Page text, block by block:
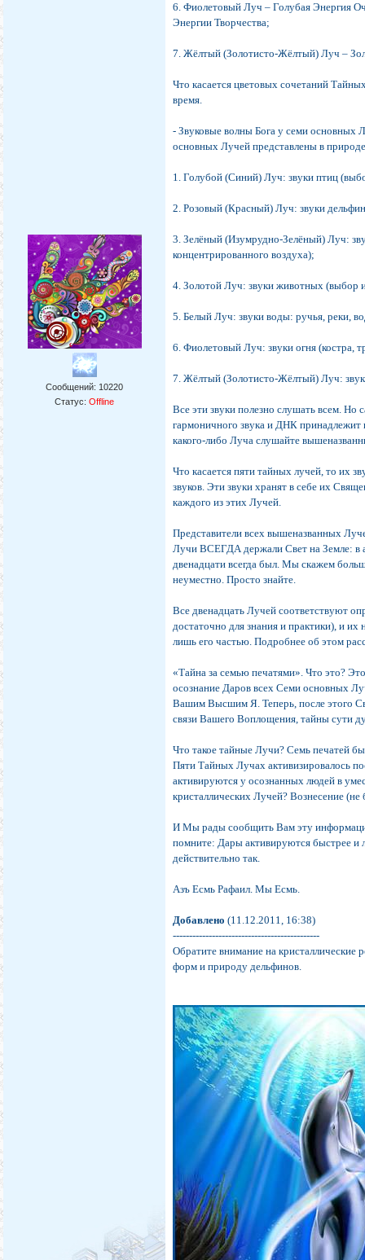
Сообщений: 10220
Статус:Offline
6. Фиолетовый Луч – Голубая Энергия
Энергии Творчества;
7. Жёлтый (Золотисто-Жёлтый) Луч –
Что касается цветовых сочетаний
время.
- Звуковые волны Бога у семи основных
основных Лучей представлены в
1. Голубой (Синий) Луч: звуки птиц
2. Розовый (Красный) Луч: звуки
3. Зелёный (Изумрудно-Зелёный) Луч:
концентрированного воздуха);
4. Золотой Луч: звуки животных (выбор
5. Белый Луч: звуки воды: ручья, реки,
6. Фиолетовый Луч: звуки огня (костра,
7. Жёлтый (Золотисто-Жёлтый) Луч:
Все эти звуки полезно слушать всем.
гармоничного звука и ДНК принадлежит
какого-либо Луча слушайте
Что касается пяти тайных лучей, то их
звуков. Эти звуки хранят в себе их
каждого из этих Лучей.
Представители всех вышеназванных
Лучи ВСЕГДА держали Свет на Земле: в
двенадцати всегда был. Мы скажем
неуместно. Просто знайте.
Все двенадцать Лучей соответствуют
достаточно для знания и практики), и
лишь его частью. Подробнее об этом
«Тайна за семью печатями». Что это?
осознание Даров всех Семи основных
Вашим Высшим Я. Теперь, после этого
связи Вашего Воплощения, тайны сути
Что такое тайные Лучи? Семь печатей
Пяти Тайных Лучах активизировалось
активируются у осознанных людей в
кристаллических Лучей? Вознесение
И Мы рады сообщить Вам эту
помните: Дары активируются быстрее и
действительно так.
Азъ Есмь Рафаил. Мы Есмь.
Добавлено (11.12.2011, 16:38)
---------------------------------------------
Обратите внимание на кристаллические
форм и природу дельфинов.